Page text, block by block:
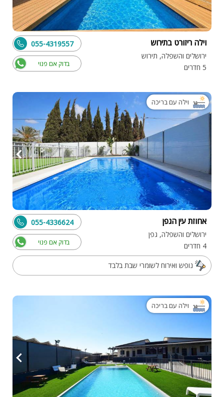
וילה ריזורט בתירוש
ירושלים והשפלה, תירוש
5 חדרים
בדוק אם פנוי
055-4319557
וילה עם בריכה
אחוזת עין הגפן
ירושלים והשפלה, גפן
4 חדרים
בדוק אם פנוי
055-4336624
נופש ואירוח לשומרי שבת בלבד
וילה עם בריכה